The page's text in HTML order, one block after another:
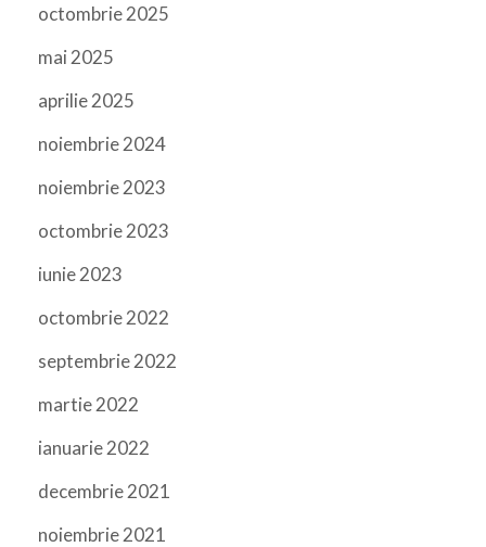
octombrie 2025
mai 2025
aprilie 2025
noiembrie 2024
noiembrie 2023
octombrie 2023
iunie 2023
octombrie 2022
septembrie 2022
martie 2022
ianuarie 2022
decembrie 2021
noiembrie 2021